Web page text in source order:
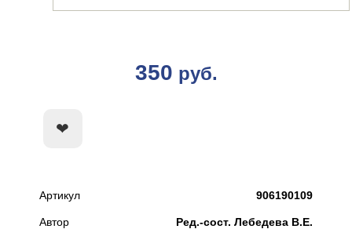
350 руб.
Артикул 906190109
Автор Ред.-сост. Лебедева В.Е.